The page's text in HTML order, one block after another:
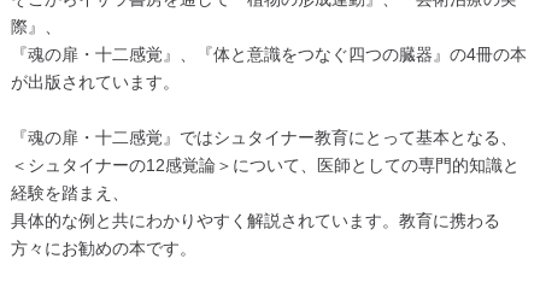
際』、
『魂の扉・十二感覚』、『体と意識をつなぐ四つの臓器』の4冊の本
が出版されています。
『魂の扉・十二感覚』ではシュタイナー教育にとって基本となる、
＜シュタイナーの12感覚論＞について、医師としての専門的知識と
経験を踏まえ、
具体的な例と共にわかりやすく解説されています。教育に携わる
方々にお勧めの本です。